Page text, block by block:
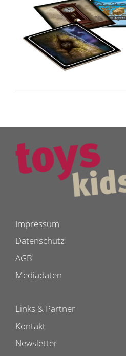
Impressum
Datenschutz
AGB
Mediadaten
Links & Partner
Kontakt
Newsletter